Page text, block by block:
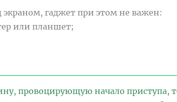
гаджет при этом не важен:
или планшет;
провоцирующую начало приступа,